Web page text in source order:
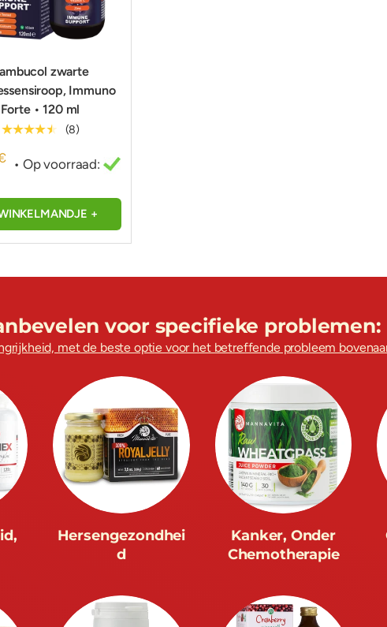
zwarte
Immuno
Forte • 120 ml
★★★★★ (8)
• Op voorraad:
+
voor specifieke problemen:
met de beste optie voor het betreffende probleem
Hersengezondhei
d
Kanker, Onder
Chemotherapie